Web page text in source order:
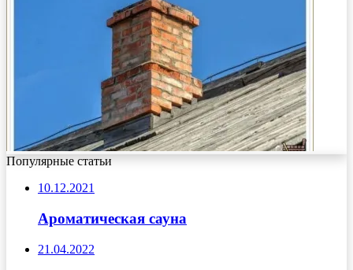
Популярные статьи
10.12.2021
Ароматическая сауна
21.04.2022